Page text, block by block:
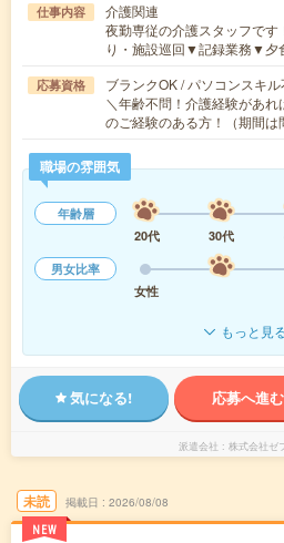
仕事内容
介護関連
夜勤専従の介護スタッフ
り・施設巡回▼記録業務▼夕
応募資格
ブランクOK / パソコンスキ
＼年齢不問！介護経験があ
のご経験のある方！（期間
職場の雰囲気
年齢層
20代
30代
男女比率
女性
もっと見
気になる! 応募へ進む
派遣会社 株式会社ゼ
未読
NEW
掲載日 2026/08/08